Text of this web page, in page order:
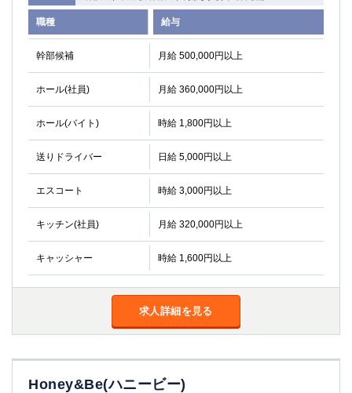
職種 給与
幹部候補 月給 500,000円以上
ホール(社員) 月給 360,000円以上
ホール(バイト) 時給 1,800円以上
送りドライバー 日給 5,000円以上
エスコート 時給 3,000円以上
キッチン(社員) 月給 320,000円以上
キャッシャー 時給 1,600円以上
求人詳細を見る
Honey&Be(ハニービー)